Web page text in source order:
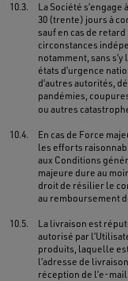
10.3.
La Société
30 (trente) jours à
sauf en cas de
circonstances
notamment, sans
états d’urgence
d’autres autorités,
pandémies,
ou autres
10.4.
En cas de Force
les efforts
aux Conditions
majeure dure au
droit de résilier le
au remboursement
10.5.
La livraison est
autorisé par
produits, laquelle
l’adresse de
réception de l’e-